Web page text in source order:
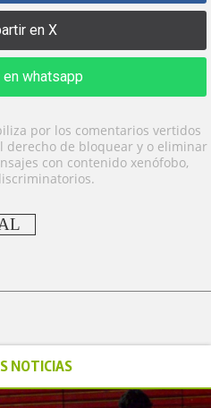
en X
whatsapp
por los comentarios vertidos
derecho de bloquear y o eliminar
con contenido xenófobo,
NOTICIAS